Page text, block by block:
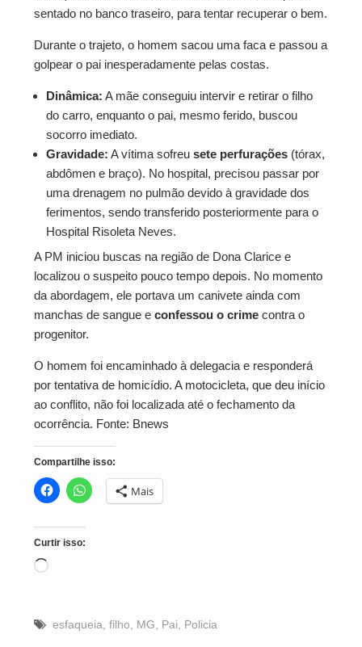
sentado no banco traseiro, para tentar recuperar o bem.
Durante o trajeto, o homem sacou uma faca e passou a
golpear o pai inesperadamente pelas costas.
Dinâmica: A mãe conseguiu intervir e retirar o filho
do carro, enquanto o pai, mesmo ferido, buscou
socorro imediato.
Gravidade: A vítima sofreu sete perfurações(tórax,
abdômen e braço). No hospital, precisou passar por
uma drenagem no pulmão devido à gravidade dos
ferimentos, sendo transferido posteriormente para o
Hospital Risoleta Neves.
A PM iniciou buscas na região de Dona Clarice e
localizou o suspeito pouco tempo depois. No momento
da abordagem, ele portava um canivete ainda com
manchas de sangue e confessou o crimecontra o
progenitor.
O homem foi encaminhado à delegacia e responderá
por tentativa de homicídio. A motocicleta, que deu início
ao conflito, não foi localizada até o fechamento da
ocorrência. Fonte: Bnews
Compartilhe isso:
Mais
Curtir isso:
Carregando...
esfaqueia, filho, MG, Pai, Policia